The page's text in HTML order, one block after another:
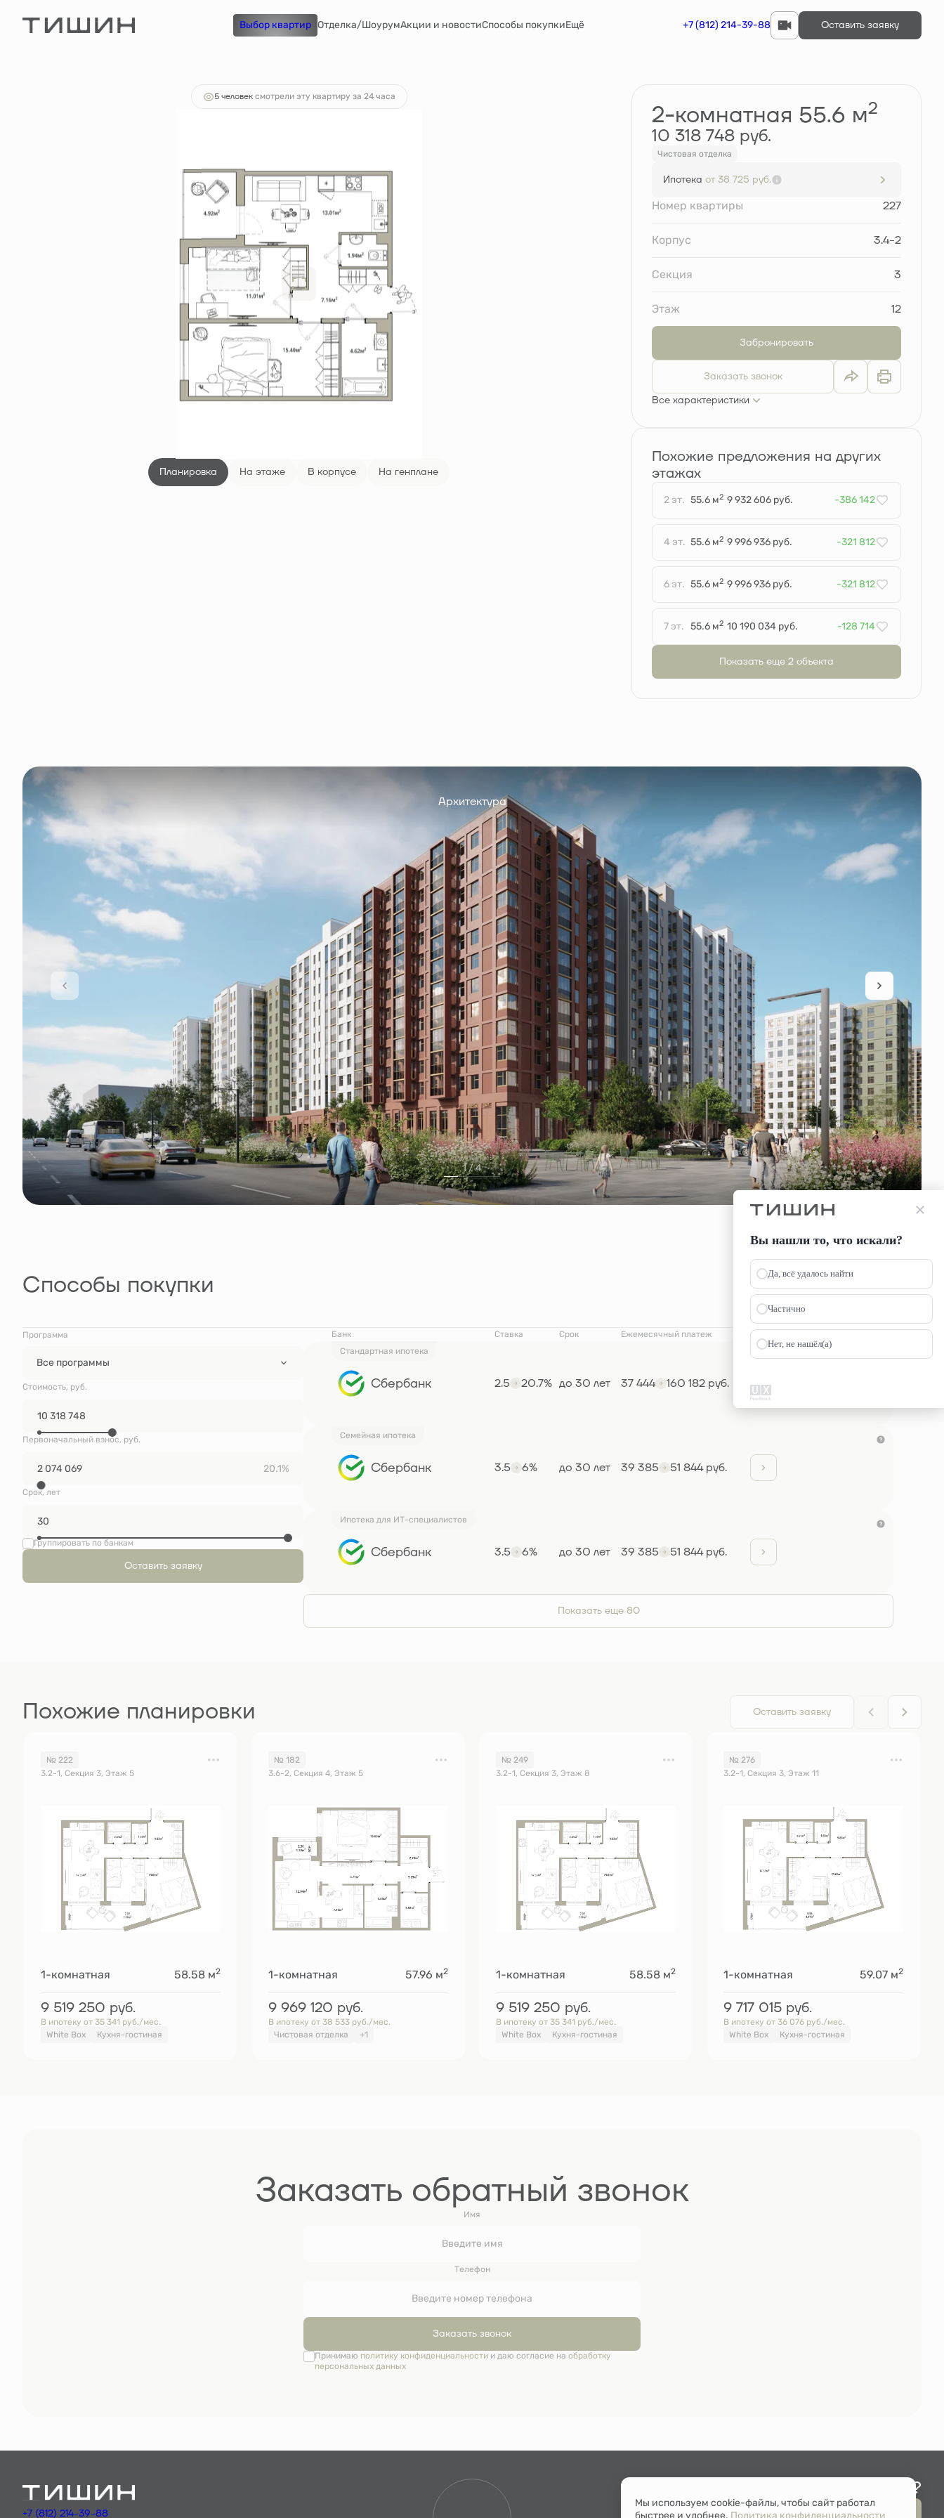
Выбор квартир Отделка/ШоурумАкции и новостиСпособы покупкиЕщё +7 (812) 214-39-88 Оставить заявку
2-комнатная 55.6 м 10 318 748 руб.Ипотека от 38 725 руб. Забронировать
5 человек смотрели эту квартиру за 24 часа
Планировка На этаже В корпусе На генплане
2-комнатная 55.6 м2
10 318 748 руб.
Чистовая отделка
Ипотека от 38 725 руб.
Номер квартиры 227
Корпус 3.4-2
Секция 3
Этаж 12
Забронировать
Заказать звонок
Все характеристики
Похожие предложения на других
этажах
2 эт. 55.6 м2 9 932 606 руб. -386 142
4 эт. 55.6 м2 9 996 936 руб. -321 812
6 эт. 55.6 м2 9 996 936 руб. -321 812
7 эт. 55.6 м2 10 190 034 руб. -128 714
Показать еще 2 объектa
Архитектура
1 / 4
Способы покупки
Программа
Все программы
Стоимость, руб.
Первоначальный взнос, руб.
20.1%
Срок, лет
Группировать по банкам
Оставить заявку
Банк Ставка Срок
Ежемесячный платеж
Стандартная ипотека
Сбербанк 2.5 20.7% до 30 лет 37 444 160 182 руб.
Семейная ипотека
Сбербанк 3.5 6% до 30 лет 39 385 51 844 руб.
Ипотека для ИТ-специалистов
Сбербанк 3.5 6% до 30 лет 39 385 51 844 руб.
Показать еще 80
Похожие планировки Оставить заявку
№ 222
3.2-1, Секция 3, Этаж 5
1-комнатная 58.58 м2
9 519 250 руб.
В ипотеку от 35 341 руб./мес.
White Box
Кухня-гостиная
№ 182
3.6-2, Секция 4, Этаж 5
1-комнатная 57.96 м2
9 969 120 руб.
В ипотеку от 38 533 руб./мес.
Чистовая отделка
+1
№ 249
3.2-1, Секция 3, Этаж 8
1-комнатная 58.58 м2
9 519 250 руб.
В ипотеку от 35 341 руб./мес.
White Box
Кухня-гостиная
№ 276
3.2-1, Секция 3, Этаж 11
1-комнатная 59.07 м2
9 717 015 руб.
В ипотеку от 36 076 руб./мес.
White Box
Кухня-гостиная
Заказать обратный звонок
Имя
Телефон
Заказать звонок
Принимаю политику конфиденциальностии даю согласие на обработку
персональных данных
+7 (812) 214-39-88
Остались вопросы?
Мы перезвоним
Вы нашли то, что искали?
Да, всё удалось найти
Частично
Нет, не нашёл(а)
Мы используем cookie-файлы, чтобы сайт работал